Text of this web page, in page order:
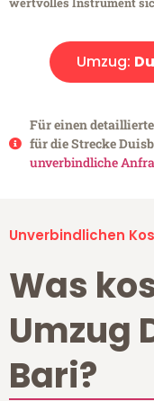
Umzug:
Für einen
für die Strecke
unverbindliche
Unverbindlichen
Was
Umzug
Bari?